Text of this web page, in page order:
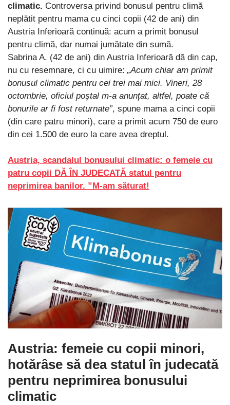
climatic. Controversa privind bonusul pentru climă
neplătit pentru mama cu cinci copii (42 de ani) din
Austria Inferioară continuă: acum a primit bonusul
pentru climă, dar numai jumătate din sumă.
Sabrina A. (42 de ani) din Austria Inferioară dă din cap,
nu cu resemnare, ci cu uimire: „Acum chiar am primit
bonusul climatic pentru cei trei mai mici. Vineri, 28
octombrie, oficiul poștal m-a anunțat, altfel, poate că
bonurile ar fi fost returnate”, spune mama a cinci copii
(din care patru minori), care a primit acum 750 de euro
din cei 1.500 de euro la care avea dreptul.
Austria, scandalul bonusului climatic: o femeie cu
patru copii DĂ ÎN JUDECATĂ statul pentru
neprimirea banilor. ”M-am săturat!
Austria: femeie cu copii minori,
hotărâse să dea statul în judecată
pentru neprimirea bonusului
climatic